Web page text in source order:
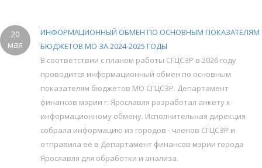
20
мая
ИНФОРМАЦИОННЫЙ ОБМЕН ПО ОСНОВНЫМ ПОКАЗАТЕЛЯМ
БЮДЖЕТОВ МО ЗА 2024-2025 ГОДЫ
В соответствии с планом работы СГЦСЗР в 2026 году
проводится информационный обмен по основным
показателям бюджетов МО СГЦСЗР. Департамент
финансов мэрии г. Ярославля разработал анкету к
информационному обмену. Исполнительная дирекция
собрала информацию из городов - членов СГЦСЗР и
отправила её в Департамент финансов мэрии города
Ярославля для обработки и анализа.